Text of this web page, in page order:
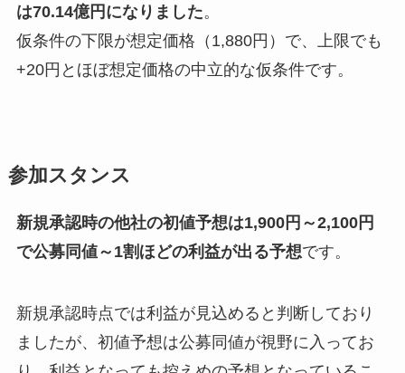
は70.14億円になりました。
仮条件の下限が想定価格（1,880円）で、上限でも
+20円とほぼ想定価格の中立的な仮条件です。
参加スタンス
新規承認時の他社の初値予想は1,900円～2,100円
で公募同値～1割ほどの利益が出る予想です。
新規承認時点では利益が見込めると判断しており
ましたが、初値予想は公募同値が視野に入ってお